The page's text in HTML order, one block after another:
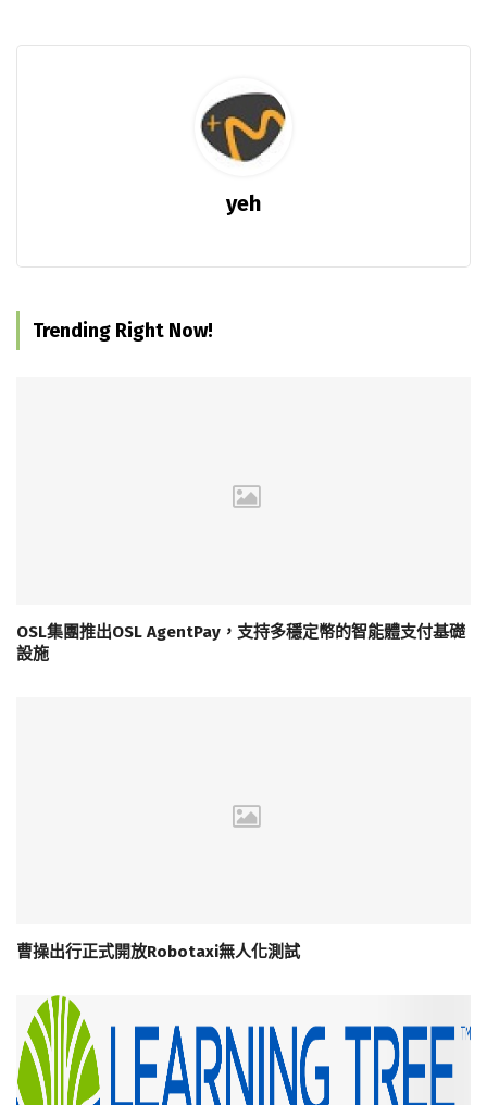
yeh
Trending Right Now!
OSL集團推出OSL AgentPay，支持多穩定幣的智能體支付基礎
設施
曹操出行正式開放Robotaxi無人化測試